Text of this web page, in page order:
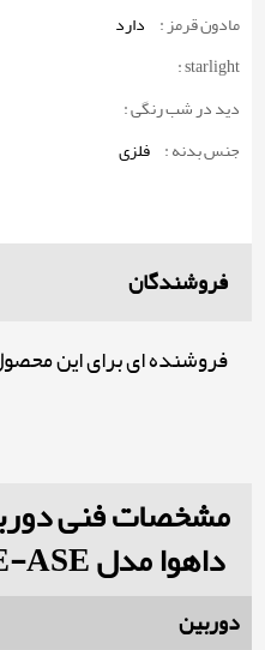
مادون قرمز : دارد
starlight :
دید در شب رنگی :
جنس بدنه : فلزی
فروشندگان
فروشنده ای برای این
داهوا مدل IPC-HFW5842E-ASE
دوربین